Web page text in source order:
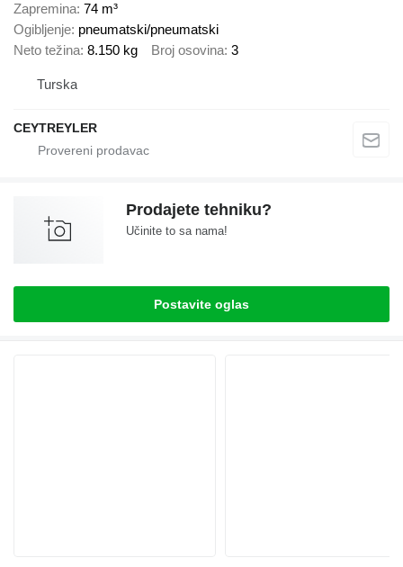
Zapremina 74 m³
Ogibljenje pneumatski/pneumatski
Neto težina 8.150 kg Broj osovina 3
Turska
CEYTREYLER
Prodajete tehniku?
Učinite to sa nama!
Postavite oglas